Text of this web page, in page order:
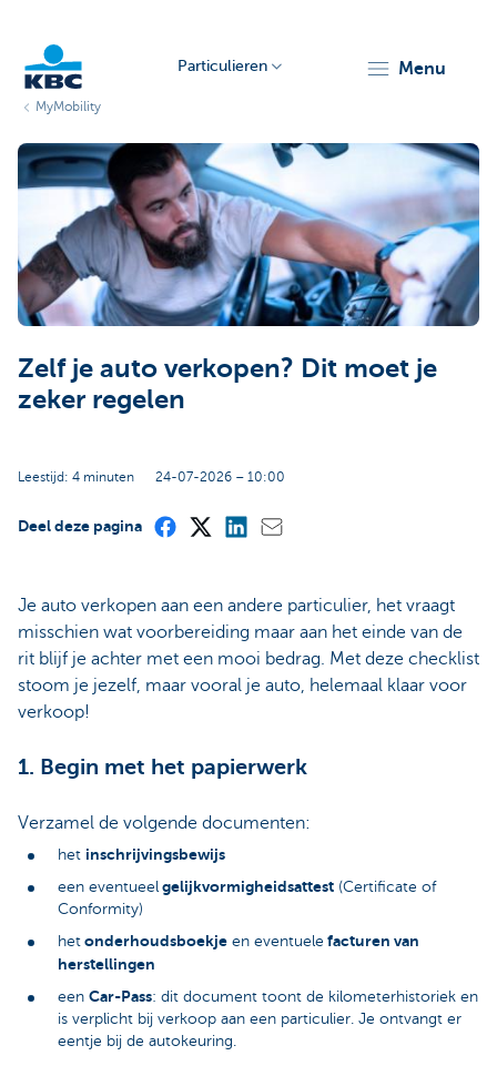
Particulieren
Particulieren menu
MyMobility
Zelf je auto verkopen? Dit moet je
zeker regelen
Leestijd: 4 minuten 24-07-2026 – 10:00
Deel deze pagina
Je auto verkopen aan een andere particulier, het vraagt
misschien wat voorbereiding maar aan het einde van de
rit blijf je achter met een mooi bedrag. Met deze checklist
stoom je jezelf, maar vooral je auto, helemaal klaar voor
verkoop!
1. Begin met het papierwerk
Verzamel de volgende documenten:
het inschrijvingsbewijs
een eventueel gelijkvormigheidsattest (Certificate of
Conformity)
het onderhoudsboekje en eventuele facturen van
herstellingen
een Car-Pass: dit document toont de kilometerhistoriek en
is verplicht bij verkoop aan een particulier. Je ontvangt er
eentje bij de autokeuring.